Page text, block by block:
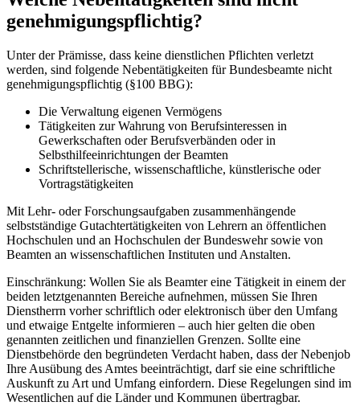
genehmigungspflichtig?
Unter der Prämisse, dass keine dienstlichen Pflichten verletzt
werden, sind folgende Nebentätigkeiten für Bundesbeamte nicht
genehmigungspflichtig (§100 BBG):
Die Verwaltung eigenen Vermögens
Tätigkeiten zur Wahrung von Berufsinteressen in
Gewerkschaften oder Berufsverbänden oder in
Selbsthilfeeinrichtungen der Beamten
Schriftstellerische, wissenschaftliche, künstlerische oder
Vortragstätigkeiten
Mit Lehr- oder Forschungsaufgaben zusammenhängende
selbstständige Gutachtertätigkeiten von Lehrern an öffentlichen
Hochschulen und an Hochschulen der Bundeswehr sowie von
Beamten an wissenschaftlichen Instituten und Anstalten.
Einschränkung: Wollen Sie als Beamter eine Tätigkeit in einem der
beiden letztgenannten Bereiche aufnehmen, müssen Sie Ihren
Dienstherrn vorher schriftlich oder elektronisch über den Umfang
und etwaige Entgelte informieren – auch hier gelten die oben
genannten zeitlichen und finanziellen Grenzen. Sollte eine
Dienstbehörde den begründeten Verdacht haben, dass der Nebenjob
Ihre Ausübung des Amtes beeinträchtigt, darf sie eine schriftliche
Auskunft zu Art und Umfang einfordern. Diese Regelungen sind im
Wesentlichen auf die Länder und Kommunen übertragbar.